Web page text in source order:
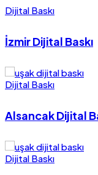
Dijital Baskı
İzmir Dijital Baskı
Dijital Baskı
Alsancak Dijital
Dijital Baskı